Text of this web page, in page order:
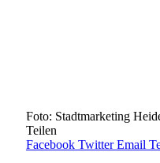
Foto: Stadtmarketing
Teilen
Facebook Twitter Email